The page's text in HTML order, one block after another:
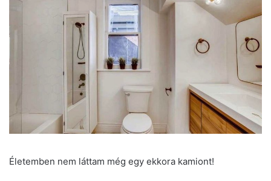
Életemben nem láttam még egy ekkora kamiont!